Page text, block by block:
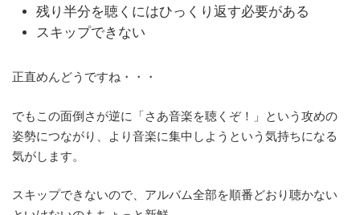
残り半分を聴くにはひっくり返す必要がある
スキップできない
正直めんどうですね・・・
でもこの面倒さが逆に「さあ音楽を聴くぞ！」という攻めの
姿勢につながり、より音楽に集中しようという気持ちになる
気がします。
スキップできないので、アルバム全部を順番どおり聴かない